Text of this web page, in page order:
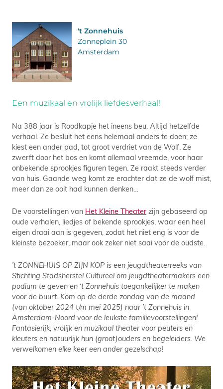
't Zonnehuis
Zonneplein 30
Amsterdam
Een muzikaal en vrolijk liefdesverhaal!
Na 388 jaar is Roodkapje het ineens beu. Altijd hetzelfde
verhaal. Ze besluit het eens helemaal anders te doen; ze
kiest een ander pad, tot groot verdriet van de Wolf. Ze
zwerft door het bos en komt allemaal vreemde, voor haar
onbekende sprookjes figuren tegen. Ze raakt steeds verder
van huis. Gaande weg komt ze erachter dat ze de wolf mist,
meer dan ze ooit had kunnen denken…
De voorstellingen van Het Kleine Theaterzijn gebaseerd op
oude verhalen, liedjes of bekende sprookjes, waar een heel
eigen draai aan is gegeven, zodat het niet eng is voor de
kleinste bezoeker, maar ook zeker niet saai voor de oudste.
’t ZONNEHUIS OP ZIJN KOP is een jeugdtheaterreeks van
Stichting Stadsherstel Cultureel om jeugdtheatermakers een
podium te geven en ‘t Zonnehuis toegankelijker te maken
voor de buurt. Kom op de derde zondag van de maand
(van oktober 2024 t/m mei 2025) naar ’t Zonnehuis in
Amsterdam-Noord voor de leukste familievoorstellingen!
Fantasierijk, vrolijk en muzikaal theater voor peuters en
kleuters en natuurlijk hun (groot)ouders en begeleiders. We
verwelkomen elke keer een ander gezelschap!